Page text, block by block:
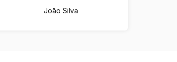
todos!"
João Silva